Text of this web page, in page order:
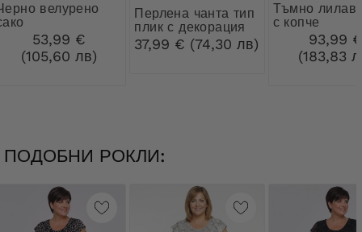
53,99 €
(105,60 лв)
Перлена чанта тип
плик с декорация
37,99 € (74,30 лв)
Тъмно лилаво сако
с копче
93,99 €
(183,83
ПОДОБНИ РОКЛИ: